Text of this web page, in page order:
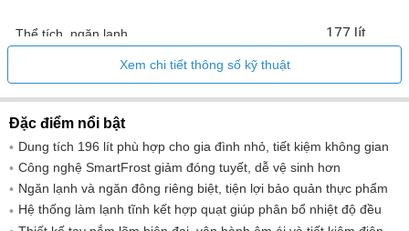
Thể tích, ngăn lạnh 177 lít
Điện áp
220-240 V
Phạm vi nhiệt độ có thể điều chỉnh, ngăn lạnh
2 °C đến +9
Số lượng kệ trong ngăn tủ lạnh
3
Xem chi tiết thông số kỹ thuật
Đặc điểm nổi bật
Dung tích 196 lít phù hợp cho gia đình nhỏ, tiết kiệm không gian
Công nghệ SmartFrost giảm đóng tuyết, dễ vệ sinh hơn
Ngăn lạnh và ngăn đông riêng biệt, tiện lợi bảo quản thực phẩm
Hệ thống làm lạnh tĩnh kết hợp quạt giúp phân bổ nhiệt độ đều